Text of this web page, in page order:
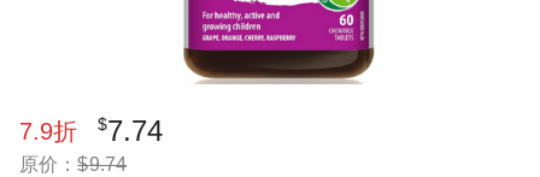
7.9折 $7.74
原价：$9.74